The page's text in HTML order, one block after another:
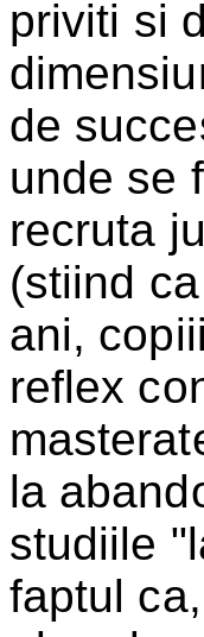
priviti si
de
unde se
recruta
(stiind
ani,
reflex
la
studiile
faptul